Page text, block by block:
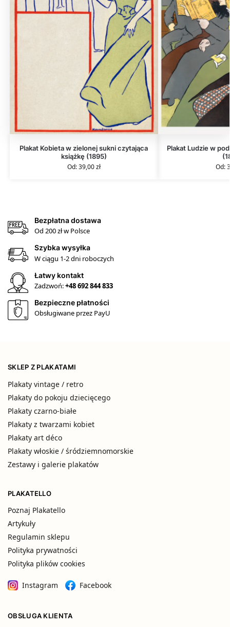
Plakat Kobieta w zielonej sukni czytająca
książkę (1895)
Od:39,00zł
Plakat Ludzie w
Od:
Bezpłatna dostawa
Od 200 zł w Polsce
Szybka wysyłka
W ciągu 1-2 dni roboczych
Łatwy kontakt
Zadzwoń:+48 692 844 833
Bezpieczne płatności
Obsługiwane przez PayU
SKLEP Z PLAKATAMI
Plakaty vintage / retro
Plakaty do pokoju dziecięcego
Plakaty czarno-białe
Plakaty z twarzami kobiet
Plakaty art déco
Plakaty włoskie / śródziemnomorskie
Zestawy i galerie plakatów
PLAKATELLO
Poznaj Plakatello
Artykuły
Regulamin sklepu
Polityka prywatności
Polityka plików cookies
Instagram Facebook
OBSŁUGA KLIENTA